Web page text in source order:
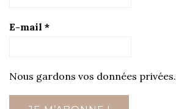
E-mail *
Nous gardons vos données privées.